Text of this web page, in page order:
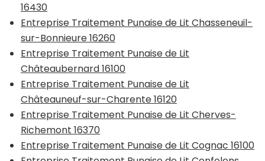
16430
Entreprise Traitement Punaise de Lit Chasseneuil-
sur-Bonnieure 16260
Entreprise Traitement Punaise de Lit
Châteaubernard 16100
Entreprise Traitement Punaise de Lit
Châteauneuf-sur-Charente 16120
Entreprise Traitement Punaise de Lit Cherves-
Richemont 16370
Entreprise Traitement Punaise de Lit Cognac 16100